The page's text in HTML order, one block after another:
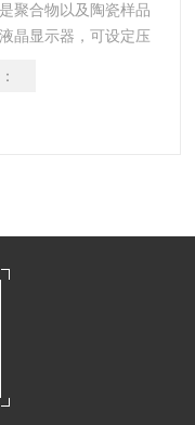
聚合物以及陶瓷样品
晶显示器，可设定压
自动完成。机器结构
料、颜料、油默、化